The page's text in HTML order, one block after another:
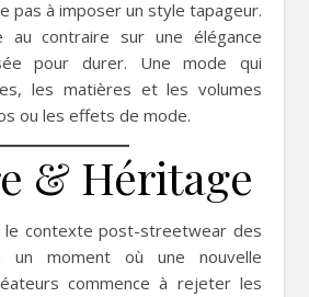
pas à imposer un style tapageur.
au contraire sur une élégance
pour durer. Une mode qui
les matières et les volumes
ou les effets de mode.
& Héritage
le contexte post-streetwear des
un moment où une nouvelle
commence à rejeter les